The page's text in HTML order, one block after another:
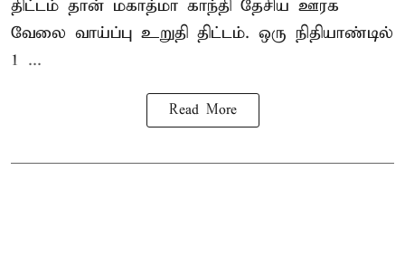
திட்டம் தான் மகாத்மா காந்தி தேசிய ஊரக
வேலை வாய்ப்பு உறுதி திட்டம். ஒரு நிதியாண்டில்
1 ...
Read More